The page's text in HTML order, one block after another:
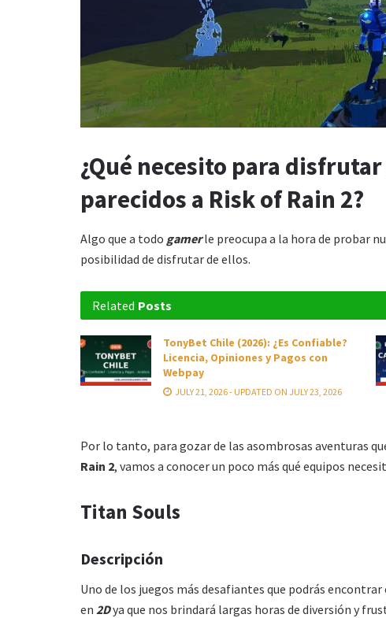
¿Qué necesito para
parecidos a Risk of Rain 2?
Algo que a todo gamerle preocupa a la hora de probar
posibilidad de disfrutar de ellos.
Related Posts
TonyBet Chile (2026): ¿Es Confiable?
Licencia, Opiniones y Pagos con
Webpay
JULY 21, 2026 - UPDATED ON JULY 23, 2026
Por lo tanto, para gozar de las asombrosas aventuras
Rain 2, vamos a conocer un poco más qué equipos
Titan Souls
Descripción
Uno de los juegos más desafiantes que podrás encontrar
en 2Dya que nos brindará largas horas de diversión y